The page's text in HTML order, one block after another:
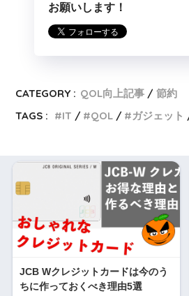
お願いします！
CATEGORY : QOL向上記事
節約
TAGS :
IT QOL ガジェット
JCB Wクレジットカードは今のう
ちに作っておくべき理由5選